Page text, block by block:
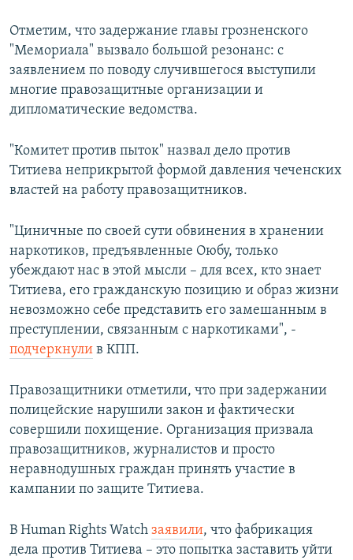
Отметим, что задержание главы грозненского
"Мемориала" вызвало большой резонанс: с
заявлением по поводу случившегося выступили
многие правозащитные организации и
дипломатические ведомства.
"Комитет против пыток" назвал дело против
Титиева неприкрытой формой давления чеченских
властей на работу правозащитников.
"Циничные по своей сути обвинения в хранении
наркотиков, предъявленные Оюбу, только
убеждают нас в этой мысли – для всех, кто знает
Титиева, его гражданскую позицию и образ жизни
невозможно себе представить его замешанным в
преступлении, связанным с наркотиками", -
подчеркнули в КПП.
Правозащитники отметили, что при задержании
полицейские нарушили закон и фактически
совершили похищение. Организация призвала
правозащитников, журналистов и просто
неравнодушных граждан принять участие в
кампании по защите Титиева.
В Human Rights Watch заявили, что фабрикация
дела против Титиева – это попытка заставить уйти